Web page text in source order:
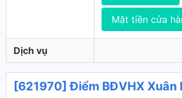
Mặt tiền cửa
Dịch vụ
[621970] Điểm BĐVHX Xuân